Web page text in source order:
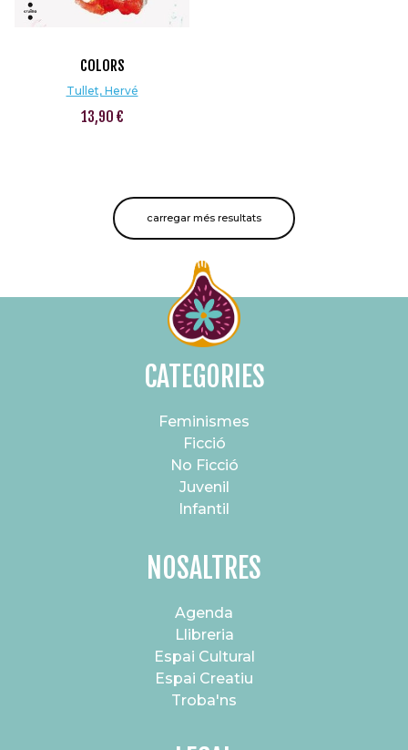
COLORS
Tullet, Hervé
13,90 €
carregar més resultats
CATEGORIES
Feminismes
Ficció
No Ficció
Juvenil
Infantil
NOSALTRES
Agenda
Llibreria
Espai Cultural
Espai Creatiu
Troba'ns